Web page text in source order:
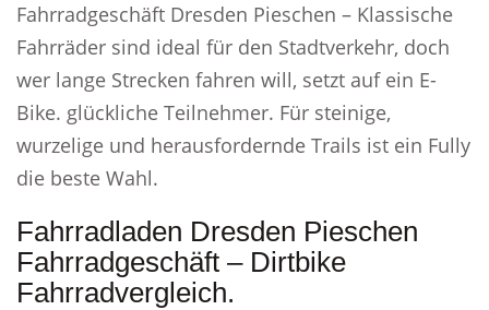
Fahrradgeschäft Dresden Pieschen – Klassische
Fahrräder sind ideal für den Stadtverkehr, doch
wer lange Strecken fahren will, setzt auf ein E-
Bike. glückliche Teilnehmer. Für steinige,
wurzelige und herausfordernde Trails ist ein Fully
die beste Wahl.
Fahrradladen Dresden Pieschen
Fahrradgeschäft – Dirtbike
Fahrradvergleich.